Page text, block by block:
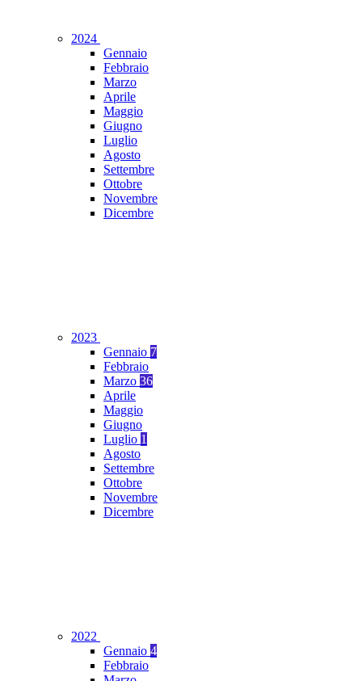
2024
Gennaio
Febbraio
Marzo
Aprile
Maggio
Giugno
Luglio
Agosto
Settembre
Ottobre
Novembre
Dicembre
2023
Gennaio 7
Febbraio
Marzo 36
Aprile
Maggio
Giugno
Luglio 1
Agosto
Settembre
Ottobre
Novembre
Dicembre
2022
Gennaio 4
Febbraio